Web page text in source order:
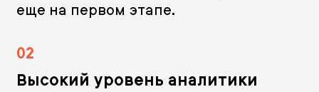
еще на первом этапе.
02
Высокий уровень аналитики